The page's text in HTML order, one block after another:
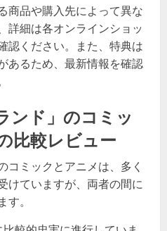
商品や購入先によって異な
詳細は各オンラインショッ
認ください。また、特典は
あるため、最新情報を確認
ンド」のコミッ
比較レビュー
コミックとアニメは、多く
けていますが、両者の間に
。